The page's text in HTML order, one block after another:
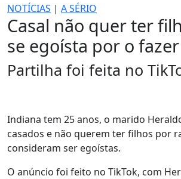
NOTÍCIAS | A SÉRIO
Casal não quer ter
se egoísta por o fazer
Partilha foi feita no
Indiana tem 25 anos, o marido
casados e não querem ter filhos por
consideram ser egoístas.
O anúncio foi feito no TikTok, com